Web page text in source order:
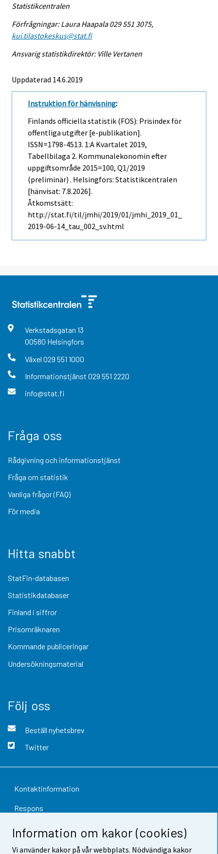
Information om kakor (cookies)
Vi använder kakor på vår webbplats. Nödvändiga kakor
Statistikcentralen
Förfrågningar: Laura Haapala 029 551 3075,
kui.tilastokeskus@stat.fi
Ansvarig statistikdirektör: Ville Vertanen
Uppdaterad 14.6.2019
Instruktion för hänvisning:
Finlands officiella statistik (FOS): Prisindex för
offentliga utgifter [e-publikation].
ISSN=1798-4513. 1:a Kvartalet 2019,
Tabellbilaga 2. Kommunalekonomin efter
uppgiftsområde 2015=100, Q1/2019
(preliminär) . Helsingfors: Statistikcentralen
[hänvisat: 7.8.2026].
Åtkomstsätt:
http://stat.fi/til/jmhi/2019/01/jmhi_2019_01_
2019-06-14_tau_002_sv.html
Verkstadsgatan 13
00580 Helsingfors
Växel 029 551 1000
Informationstjänst 029 551 2220
info@stat.fi
Fråga oss
Rådgivning och informationstjänst
Fråga om statistik
Vanliga frågor (FAQ)
För media
Hitta snabbt
StatFin-databasen
Statistikdatabaser
Finland i siffror
Prisomräknaren
Kommande publiceringar
Undersökningsmaterial
Följ oss
Beställ nyhetsbrev
Twitter
Kontaktinformation
Respons
Användarvillkor
Dataskydd